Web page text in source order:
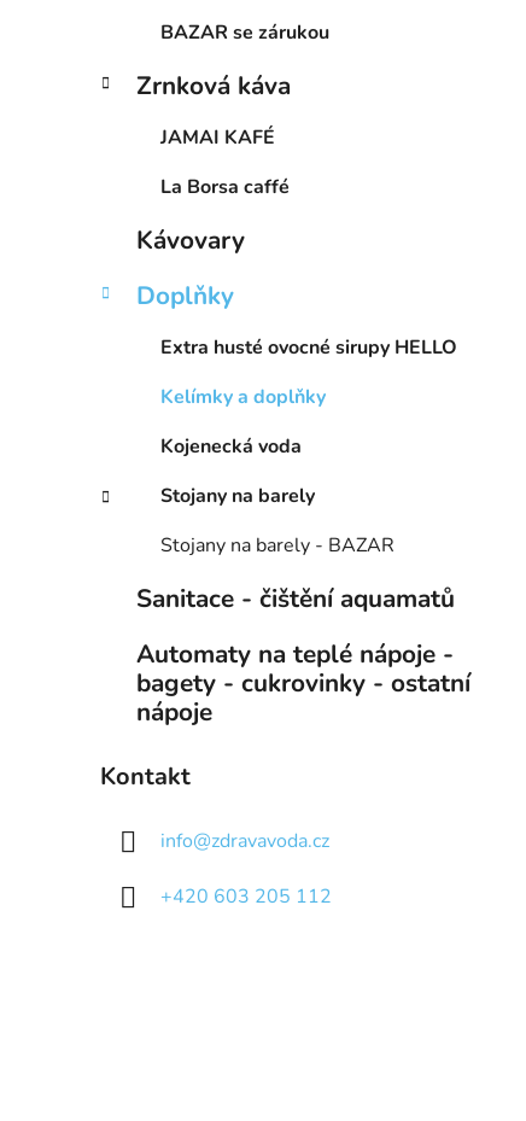
BAZAR se zárukou
Zrnková káva
JAMAI KAFÉ
La Borsa caffé
Kávovary
Doplňky
Extra husté ovocné sirupy HELLO
Kelímky a doplňky
Kojenecká voda
Stojany na barely
Stojany na barely - BAZAR
Sanitace - čištění aquamatů
Automaty na teplé nápoje -
bagety - cukrovinky - ostatní
nápoje
Kontakt
info@zdravavoda.cz
+420 603 205 112